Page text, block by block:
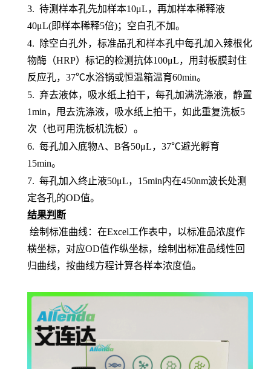
3. 待测样本孔先加样本10μL，再加样本稀释液
40μL(即样本稀释5倍)； 空白孔不加。
4.
除空白孔外， 标准品孔和样本孔中每孔加入辣根化
物酶（HRP）标记的检测抗体100μL，用封板膜封住
反应孔，37℃水浴锅或恒温箱温育60min。
5. 弃去液体，吸水纸上拍干，每孔加满洗涤液，静置
1min，甩去洗涤液，吸水纸上拍干，如此重复洗板5
次（也可用洗板机洗板）。
6. 每孔加入底物A、B各50μL，37℃避光孵育
15min。
7. 每孔加入终止液50μL，15min内在450nm波长处测
定各孔的OD值。
结果判断
绘制标准曲线：在Excel工作表中，以标准品浓度作
横坐标，对应OD值作纵坐标，绘制出标准品线性回
归曲线，按曲线方程计算各样本浓度值。